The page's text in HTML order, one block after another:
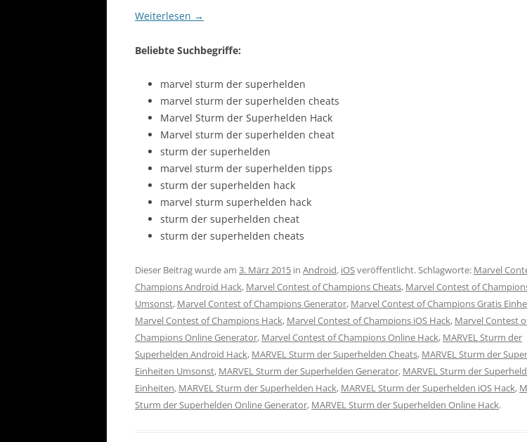
Weiterlesen →
Beliebte Suchbegriffe:
marvel sturm der superhelden
marvel sturm der superhelden cheats
Marvel Sturm der Superhelden Hack
Marvel sturm der superhelden cheat
sturm der superhelden
marvel sturm der superhelden tipps
sturm der superhelden hack
marvel sturm superhelden hack
sturm der superhelden cheat
sturm der superhelden cheats
Dieser Beitrag wurde am 3. März 2015 in Android, iOSveröffentlicht. Schlagworte: Marvel
Champions Android Hack, Marvel Contest of Champions Cheats, Marvel Contest of
Umsonst, Marvel Contest of Champions Generator, Marvel Contest of Champions Gratis
Marvel Contest of Champions Hack, Marvel Contest of Champions iOS Hack, Marvel Contest
Champions Online Generator, Marvel Contest of Champions Online Hack, MARVEL Sturm der
Superhelden Android Hack, MARVEL Sturm der Superhelden Cheats, MARVEL Sturm der
Einheiten Umsonst, MARVEL Sturm der Superhelden Generator, MARVEL Sturm der
Einheiten, MARVEL Sturm der Superhelden Hack, MARVEL Sturm der Superhelden iOS Hack,
Sturm der Superhelden Online Generator, MARVEL Sturm der Superhelden Online Hack.